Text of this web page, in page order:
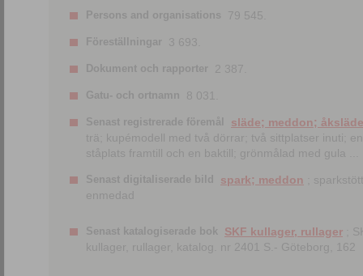
Persons and organisations 79 545.
Föreställningar 3 693.
Dokument och rapporter 2 387.
Gatu- och ortnamn 8 031.
Senast registrerade föremål
släde; meddon; åksläde
trä; kupémodell med två dörrar; två sittplatser inuti; en
ståplats framtill och en baktill; grönmålad med gula ...
Senast digitaliserade bild spark; meddon ;
enmedad
Senast katalogiserade bok SKF kullager, rullager ;
kullager, rullager, katalog. nr 2401 S.- Göteborg, 162